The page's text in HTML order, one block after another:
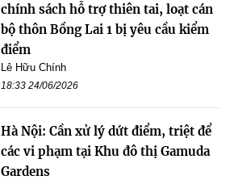
chính sách hỗ trợ thiên tai, loạt cán
bộ thôn Bồng Lai 1 bị yêu cầu kiểm
điểm
Lê Hữu Chính
18:33 24/06/2026
Hà Nội: Cần xử lý dứt điểm, triệt để
các vi phạm tại Khu đô thị Gamuda
Gardens